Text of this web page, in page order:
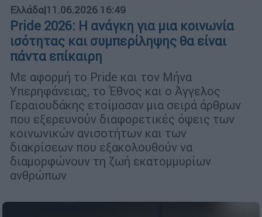
Ελλάδα|11.06.2026 16:49
Pride 2026: Η ανάγκη για μια κοινωνία
ισότητας και συμπερίληψης θα είναι
πάντα επίκαιρη
Με αφορμή το Pride και τον Μήνα
Υπερηφάνειας, το Έθνος και ο Άγγελος
Γεραιουδάκης ετοίμασαν μια σειρά άρθρων
που εξερευνούν διαφορετικές όψεις των
κοινωνικών ανισοτήτων και των
διακρίσεων που εξακολουθούν να
διαμορφώνουν τη ζωή εκατομμυρίων
ανθρώπων